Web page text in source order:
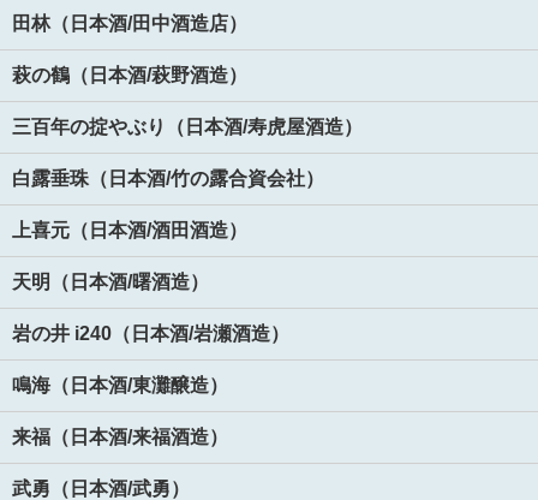
田林（日本酒/田中酒造店）
萩の鶴（日本酒/萩野酒造）
三百年の掟やぶり（日本酒/寿虎屋酒造）
白露垂珠（日本酒/竹の露合資会社）
上喜元（日本酒/酒田酒造）
天明（日本酒/曙酒造）
岩の井 i240（日本酒/岩瀬酒造）
鳴海（日本酒/東灘醸造）
来福（日本酒/来福酒造）
武勇（日本酒/武勇）